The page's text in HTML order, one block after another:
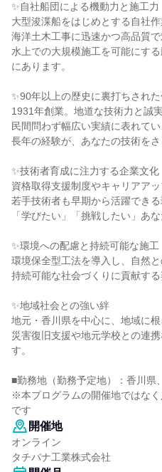
✨自社船団による機動力と施工力
大型浚渫船をはじめとする自社
海洋土木工事に迅速かつ高品質で
水上での大規模施工を可能にす
にあります。
✨90年以上の歴史に裏打ちされ
1931年創業。地道な技術力と誠
民間問わず幅広い実績に表れてい
長年の経験が、あなたの技術をさ
✨技術者育成に注力する企業文化
資格取得支援制度やキャリアアッ
若手技術者も早期から活躍でき
「学びたい」「挑戦したい」あ
✨環境への配慮と持続可能な施工
環境保全型工法を導入し、自然
持続可能な社会づくりに貢献する
✨地域社会との強い絆
地元・香川県を中心に、地域に根
災害復旧支援や地元学校との連
す。
■勤務地（勤務予定地）：香川県
※本プログラムの開催地ではな
です
開催地
オンライン
タチバナ工業株式会社